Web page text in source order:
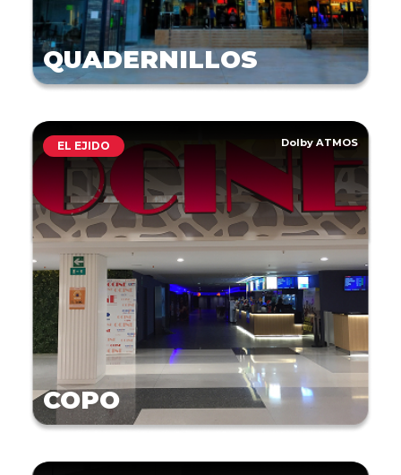
QUADERNILLOS
EL EJIDO Dolby ATMOS
COPO